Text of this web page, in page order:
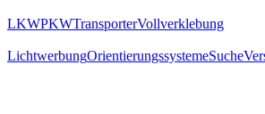
LKWPKWTransporterVollverklebung
LichtwerbungOrientierungssystemeSuche